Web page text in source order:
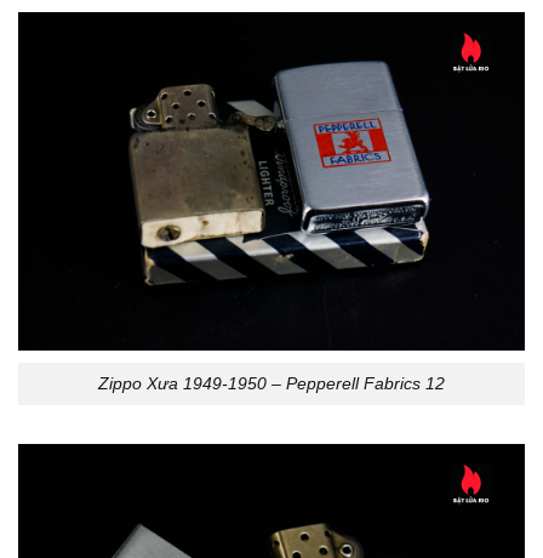
Zippo Xưa 1949-1950 – Pepperell Fabrics 12